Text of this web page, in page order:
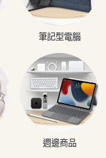
筆記型電腦
週邊商品